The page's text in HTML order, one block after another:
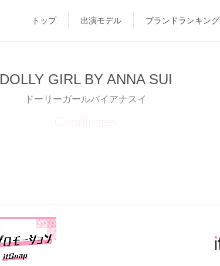
トップ 出演モデル ブランドランキング
DOLLY GIRL BY ANNA SUI
ドーリーガールバイアナスイ
Coodinates